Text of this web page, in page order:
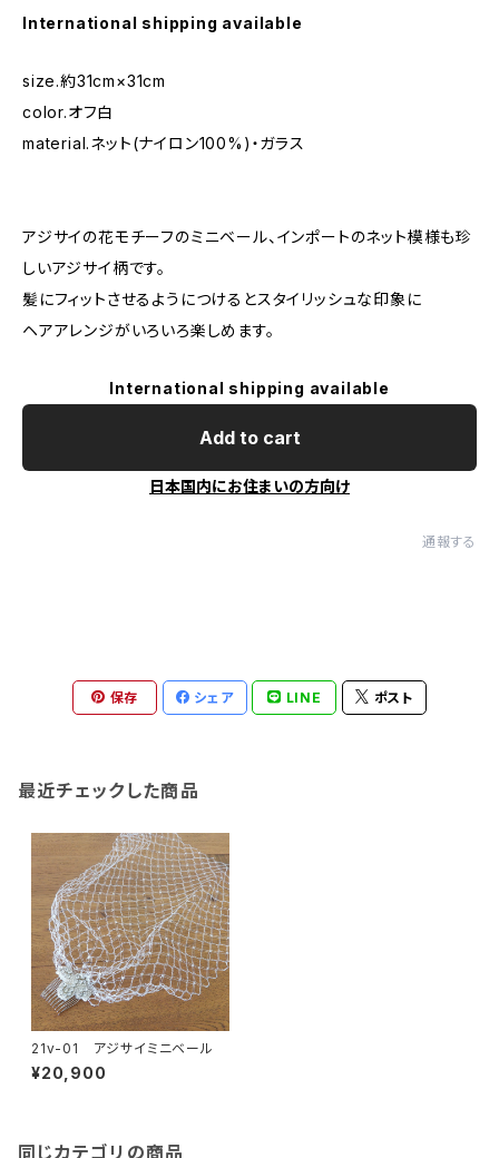
International shipping available
size.約31cm×31cm
color.オフ白
material.ネット(ナイロン100%)・ガラス
アジサイの花モチーフのミニベール、インポートのネット模様も珍
しいアジサイ柄です。
髪にフィットさせるようにつけるとスタイリッシュな印象に
ヘアアレンジがいろいろ楽しめます。
International shipping available
Add to cart
日本国内にお住まいの方向け
通報する
保存 シェア LINE ポスト
最近チェックした商品
21v-01 アジサイミニベール
¥20,900
同じカテゴリの商品